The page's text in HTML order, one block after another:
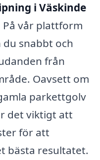
i Väskinde
vår plattform
snabbt och
från
Oavsett om
parkettgolv
det viktigt att
för att
bästa resultatet.